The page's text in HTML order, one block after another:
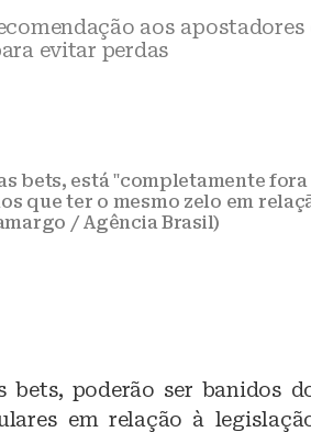
aos apostadores
evitar perdas
bets, está "completamente
que ter o mesmo zelo em
/ Agência Brasil)
bets, poderão ser banidos
em relação à